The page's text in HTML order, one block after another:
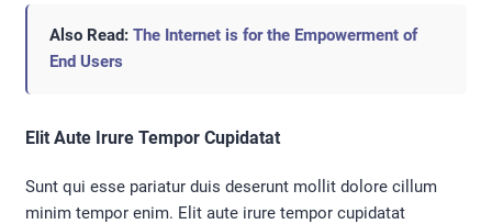
Also Read: The Internet is for the Empowerment of
End Users
Elit Aute Irure Tempor Cupidatat
Sunt qui esse pariatur duis deserunt mollit dolore cillum
minim tempor enim. Elit aute irure tempor cupidatat